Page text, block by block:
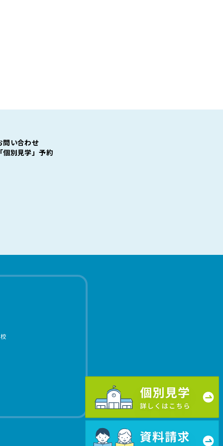
問い合わせ
個別見学」予約
個別見学 詳しくはこちら